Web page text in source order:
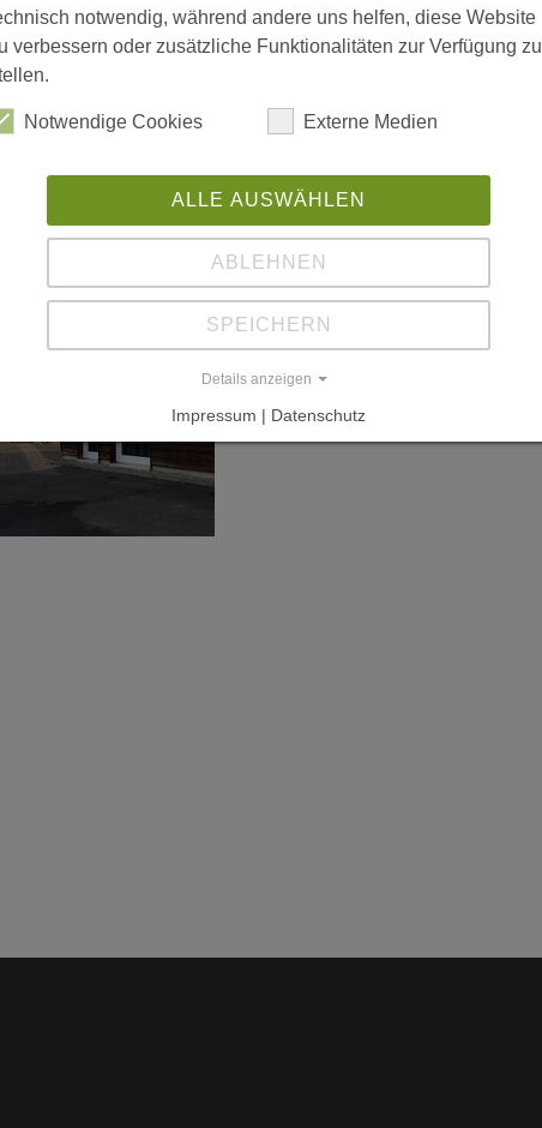
notwendig, während andere uns helfen, diese Website
verbessern oder zusätzliche Funktionalitäten zur Verfügung zu
Notwendige Cookies Externe Medien
ALLE AUSWÄHLEN
ABLEHNEN
SPEICHERN
Details anzeigen
Impressum | Datenschutz